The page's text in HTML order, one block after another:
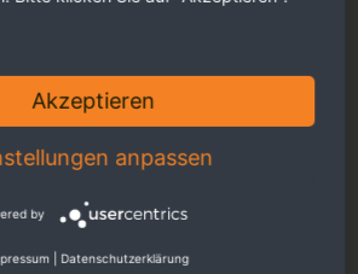
Akzeptieren
anpassen
by
Datenschutzerklärung